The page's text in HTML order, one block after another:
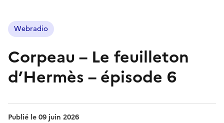
Webradio
Corpeau – Le feuilleton
d’Hermès – épisode 6
Publié le09 juin 2026